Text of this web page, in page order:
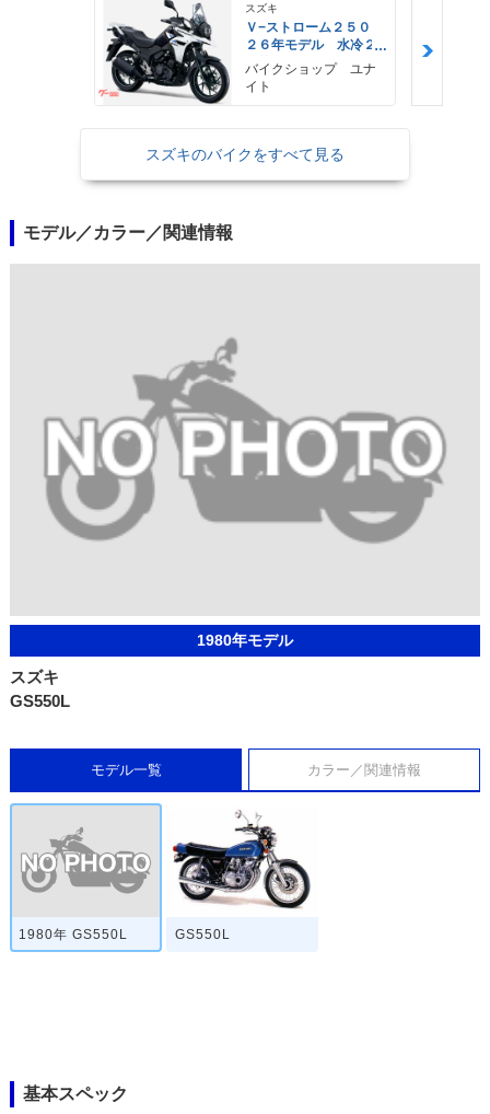
スズキ
Ｖ−ストローム２５０
２６年モデル 水冷２
気筒エンジン ＬＥＤ
ヘッドライト標準装備
バイクショップ ユナ
イト
スズキのバイクをすべて見る
モデル／カラー／関連情報
1980年モデル
スズキ
GS550L
モデル一覧 カラー／関連情報
1980年 GS550L GS550L
基本スペック